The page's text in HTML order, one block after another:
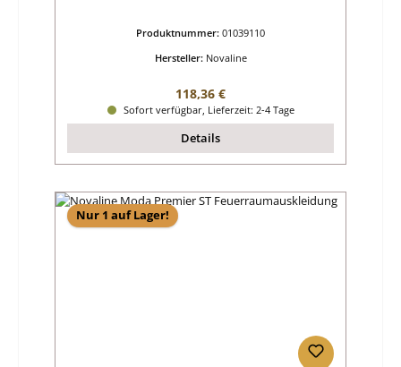
Produktnummer: 01039110
Hersteller: Novaline
Regulärer Preis:
118,36 €
Sofort verfügbar, Lieferzeit: 2-4 Tage
Details
Nur 1 auf Lager!